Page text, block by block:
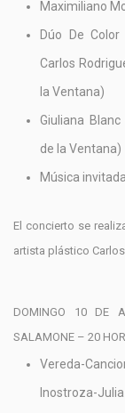
Maximiliano
Dúo De
Carlos
la Ventana)
Giuliana
de la Ventana)
Música
El concierto se
artista plástico
DOMINGO 10 DE
SALAMONE – 20
Vereda-
Inostroza-